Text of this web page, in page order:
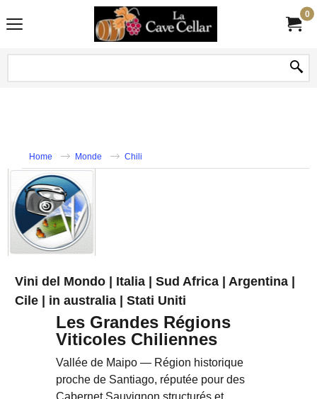
0
Home Monde Chili
Vini del Mondo | Italia | Sud Africa | Argentina |
Cile | in australia | Stati Uniti
Les Grandes Régions
Viticoles Chiliennes
Vallée de Maipo — Région historique
proche de Santiago, réputée pour des